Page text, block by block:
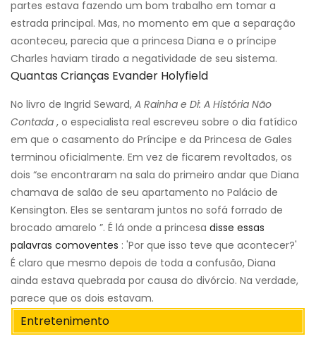
partes estava fazendo um bom trabalho em tomar a
estrada principal. Mas, no momento em que a separação
aconteceu, parecia que a princesa Diana e o príncipe
Charles haviam tirado a negatividade de seu sistema.
Quantas Crianças Evander Holyfield
No livro de Ingrid Seward, A Rainha e Di: A História Não
Contada , o especialista real escreveu sobre o dia fatídico
em que o casamento do Príncipe e da Princesa de Gales
terminou oficialmente. Em vez de ficarem revoltados, os
dois “se encontraram na sala do primeiro andar que Diana
chamava de salão de seu apartamento no Palácio de
Kensington. Eles se sentaram juntos no sofá forrado de
brocado amarelo ”. É lá onde a princesa disse essas
palavras comoventes : 'Por que isso teve que acontecer?'
É claro que mesmo depois de toda a confusão, Diana
ainda estava quebrada por causa do divórcio. Na verdade,
parece que os dois estavam.
Entretenimento